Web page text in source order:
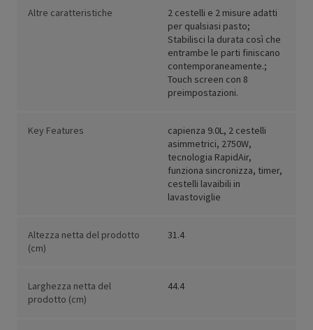
Altre caratteristiche
2 cestelli e 2 misure adatti
per qualsiasi pasto;
Stabilisci la durata così che
entrambe le parti finiscano
contemporaneamente.;
Touch screen con 8
preimpostazioni.
Key Features
capienza 9.0L, 2 cestelli
asimmetrici, 2750W,
tecnologia RapidAir,
funziona sincronizza, timer,
cestelli lavaibili in
lavastoviglie
Altezza netta del prodotto
(cm)
31.4
Larghezza netta del
prodotto (cm)
44.4